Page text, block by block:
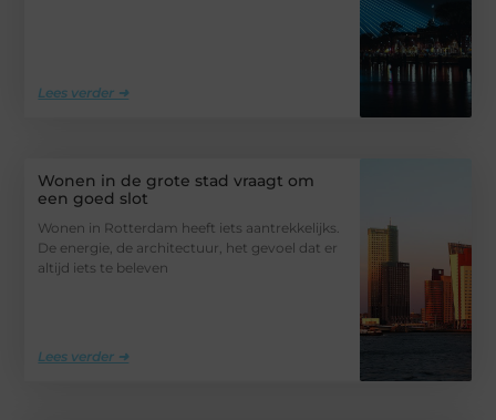
Lees verder ➜
Wonen in de grote stad vraagt om
een goed slot
Wonen in Rotterdam heeft iets aantrekkelijks.
De energie, de architectuur, het gevoel dat er
altijd iets te beleven
Lees verder ➜